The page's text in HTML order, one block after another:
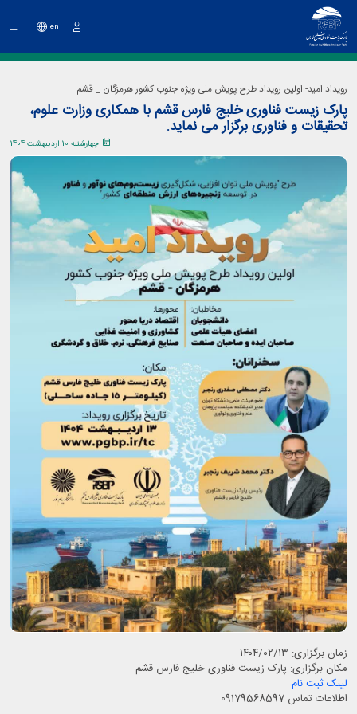
en
رویداد امید- اولین رویداد طرح پویش ملی ویژه جنوب کشور هرمزگان _ قشم
پارک زیست فناوری خلیج فارس قشم با همکاری وزارت علوم،
تحقیقات و فناوری برگزار می نماید.
چهارشنبه 10 اردیبهشت 1404
زمان برگزاری: ۱۴۰۴/۰۲/۱۳
مکان برگزاری: پارک زیست فناوری خلیج فارس قشم
لینک ثبت نام
اطلاعات تماس 09179568597